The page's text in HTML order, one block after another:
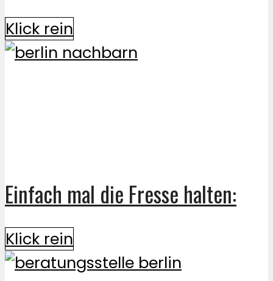
Klick rein
Einfach mal die Fresse halten:
Klick rein